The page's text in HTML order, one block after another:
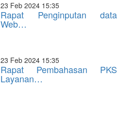
23 Feb 2024 15:35
Rapat Penginputan data
Web…
23 Feb 2024 15:35
Rapat Pembahasan PKS
Layanan…